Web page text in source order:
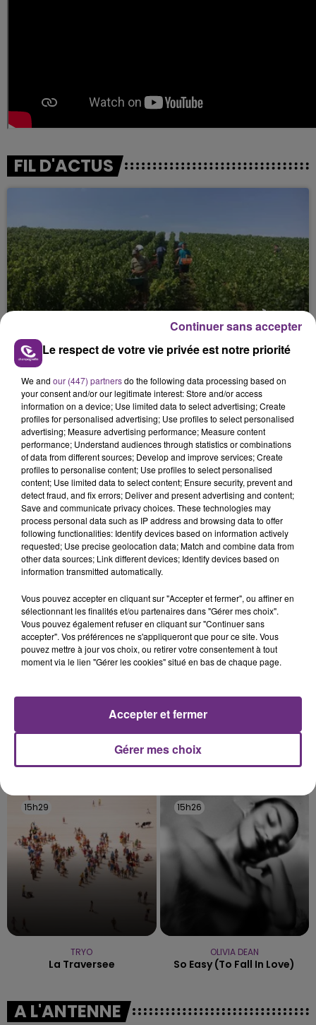
FIL D'ACTUS
L'INSPECTION DU TRAVAIL RAPPELLE À
L'ORDRE SUR LES CONDITIONS DE...
Alors que les dates de début des vendange 2026
s'est avéré être plus précoce que prévu,
l'inspection du Travail en profite pour rappeler
les conditions de...
UN FEU DE REMORQUE BLOQUE LA
CIRCULATION DANS LES ARDENNES
Un feu de remorque s'est déclaré ce mercredi en
fin de matinée sur l'A34.
TITRES DIFFUSÉS
15h38
15h38 15h36
15h36
15h29
15h29
TRYO
La Traversee
15h26
15h26
OLIVIA DEAN
So Easy (to Fall In Love)
A L'ANTENNE
Le respect de votre vie privée est notre priorité
We and our (447) partnersdo the following data processing based on
your consent and/or our legitimate interest: Store and/or access
information on a device; Use limited data to select advertising; Create
profiles for personalised advertising; Use profiles to select personalised
advertising; Measure advertising performance; Measure content
performance; Understand audiences through statistics or combinations
of data from different sources; Develop and improve services; Create
profiles to personalise content; Use profiles to select personalised
content; Use limited data to select content; Ensure security, prevent and
detect fraud, and fix errors; Deliver and present advertising and content;
Save and communicate privacy choices. These technologies may
process personal data such as IP address and browsing data to offer
following functionalities: Identify devices based on information actively
requested; Use precise geolocation data; Match and combine data from
other data sources; Link different devices; Identify devices based on
information transmitted automatically.
Vous pouvez accepter en cliquant sur "Accepter et fermer", ou affiner en
sélectionnant les finalités et/ou partenaires dans "Gérer mes choix".
Vous pouvez également refuser en cliquant sur "Continuer sans
accepter". Vos préférences ne s'appliqueront que pour ce site. Vous
pouvez mettre à jour vos choix, ou retirer votre consentement à tout
moment via le lien "Gérer les cookies" situé en bas de chaque page.
Gérer mes choix
Accepter et fermer
Continuer sans accepter